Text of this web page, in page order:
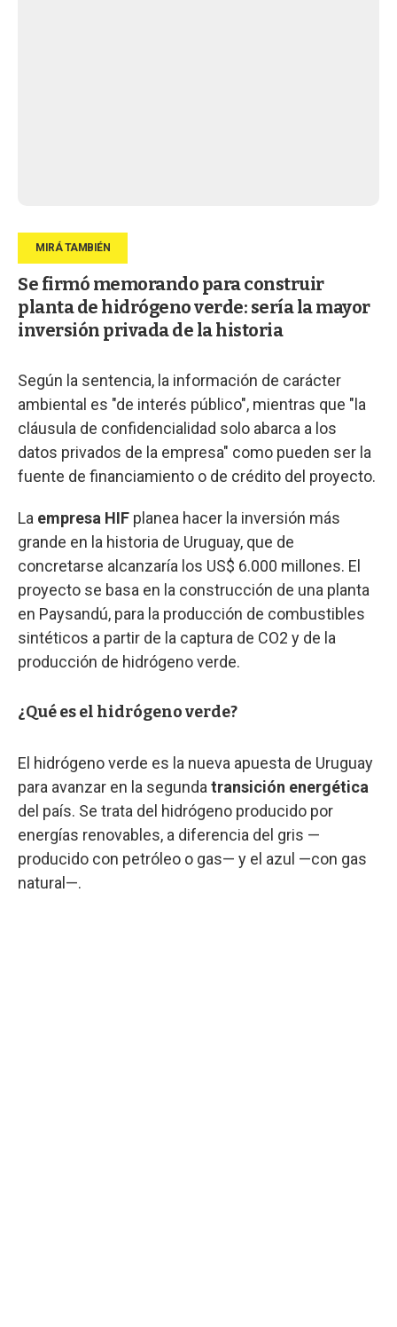
Se firmó memorando para construir
planta de hidrógeno verde: sería la mayor
inversión privada de la historia
Según la sentencia, la información de carácter
ambiental es "de interés público", mientras que "la
cláusula de confidencialidad solo abarca a los
datos privados de la empresa" como pueden ser la
fuente de financiamiento o de crédito del proyecto.
La empresa HIF planea hacer la inversión más
grande en la historia de Uruguay, que de
concretarse alcanzaría los US$ 6.000 millones. El
proyecto se basa en la construcción de una planta
en Paysandú, para la producción de combustibles
sintéticos a partir de la captura de CO2 y de la
producción de hidrógeno verde.
¿Qué es el hidrógeno verde?
El hidrógeno verde es la nueva apuesta de Uruguay
para avanzar en la segunda transición energética
del país. Se trata del hidrógeno producido por
energías renovables, a diferencia del gris —
producido con petróleo o gas— y el azul —con gas
natural—.